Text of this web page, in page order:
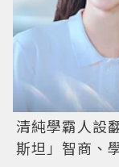
清純學霸人設
斯坦」智商、